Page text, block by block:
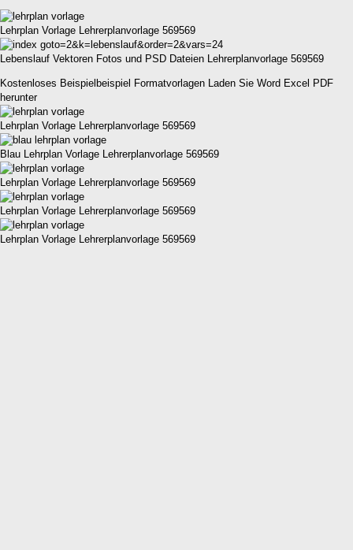
Lehrplan Vorlage Lehrerplanvorlage 569569
Lebenslauf Vektoren Fotos und PSD Dateien Lehrerplanvorlage 569569
Kostenloses Beispielbeispiel Formatvorlagen Laden Sie Word Excel PDF
herunter
Lehrplan Vorlage Lehrerplanvorlage 569569
Blau Lehrplan Vorlage Lehrerplanvorlage 569569
Lehrplan Vorlage Lehrerplanvorlage 569569
Lehrplan Vorlage Lehrerplanvorlage 569569
Lehrplan Vorlage Lehrerplanvorlage 569569